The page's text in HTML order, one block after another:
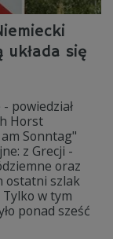
układa się
powiedział
Horst
Sonntag"
z Grecji -
oraz
ostatni szlak
w tym
ponad sześć